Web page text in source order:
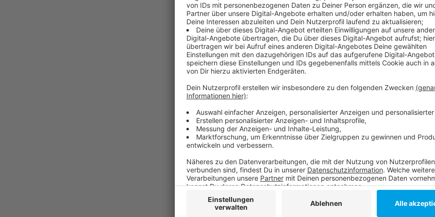
In den zwei Stunden sprechen die beiden ausführlich
eine Motorradtour quer über die Alpen durch
September 2022 mitgemacht hat, über das von ihm
mobil), über die "Verbotene Liebe" und vieles mehr.
Zudem gibt Andreas Jancke einen Einblick über
Gegenwart und Zukunft.
Der Talk mit Andreas